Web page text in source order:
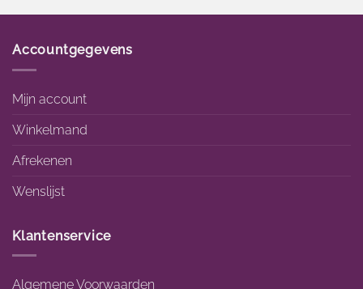
Accountgegevens
Mijn account
Winkelmand
Afrekenen
Wenslijst
Klantenservice
Algemene Voorwaarden